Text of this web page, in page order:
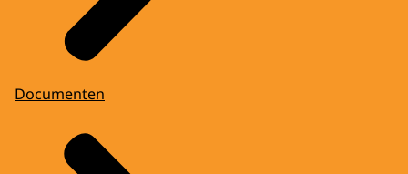
Documenten